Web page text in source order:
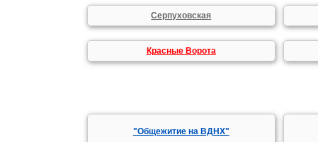
Серпуховская
Красные Ворота
"Общежитие на ВДНХ"